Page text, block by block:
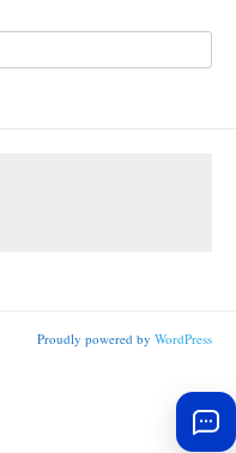
Proudly powered by WordPress